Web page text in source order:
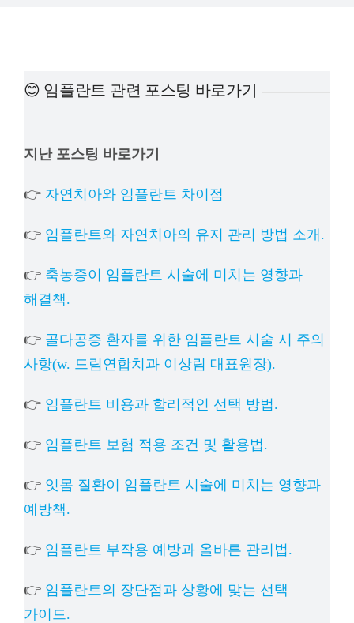
😊 임플란트 관련 포스팅 바로가기
지난 포스팅 바로가기
👉 자연치아와 임플란트 차이점
👉 임플란트와 자연치아의 유지 관리 방법 소개.
👉 축농증이 임플란트 시술에 미치는 영향과
해결책.
👉 골다공증 환자를 위한 임플란트 시술 시 주의
사항(w. 드림연합치과 이상림 대표원장).
👉 임플란트 비용과 합리적인 선택 방법.
👉 임플란트 보험 적용 조건 및 활용법.
👉 잇몸 질환이 임플란트 시술에 미치는 영향과
예방책.
👉 임플란트 부작용 예방과 올바른 관리법.
👉 임플란트의 장단점과 상황에 맞는 선택
가이드.